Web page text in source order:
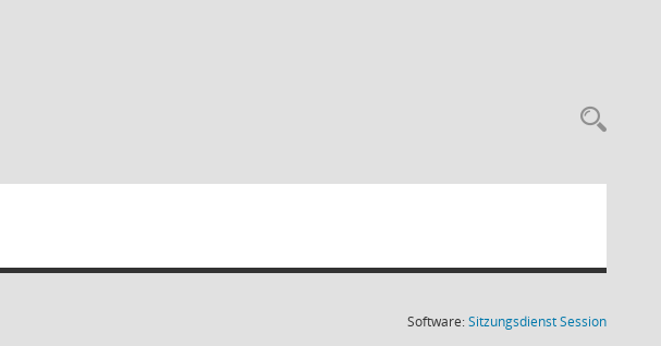
Software:SitzungsdienstSession(Wird in